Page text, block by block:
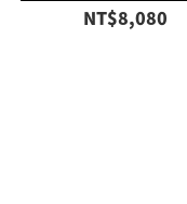
NT$8,080